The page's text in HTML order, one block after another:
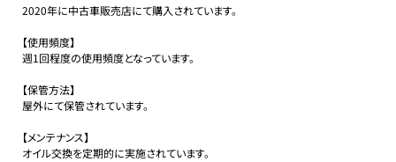
2020年に中古車販売店にて購入されています。
週1回程度の使用頻度となっています。